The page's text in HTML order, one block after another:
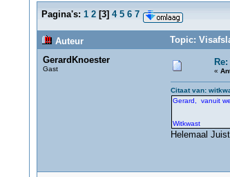
Pagina's: 1 2[3] 4 5 6 7
Auteur
Topic:
GerardKnoester
Gast «
Citaat van:
Gerard, vanuit
Witkwast
Helemaal